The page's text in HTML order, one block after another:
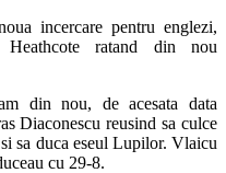
incercare pentru englezi,
ratand din nou
din nou, de acesata data
Diaconescu reusind sa culce
sa duca eseul Lupilor. Vlaicu
cu 29-8.